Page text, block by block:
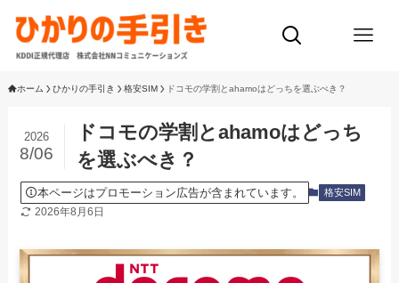
ホーム ひかりの手引き 格安SIM ドコモの学割とahamoはどっちを選ぶべき？
ドコモの学割とahamoはどっち
を選ぶべき？
2026
8/06
本ページはプロモーション広告が含まれています。 格安SIM
2026年8月6日